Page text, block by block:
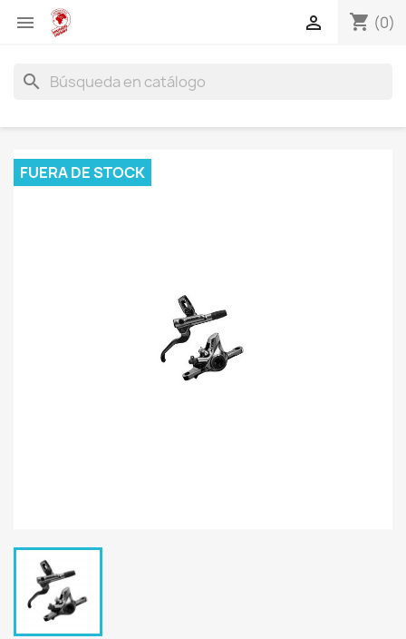
 shopping_cart (0)

search
FUERA DE STOCK